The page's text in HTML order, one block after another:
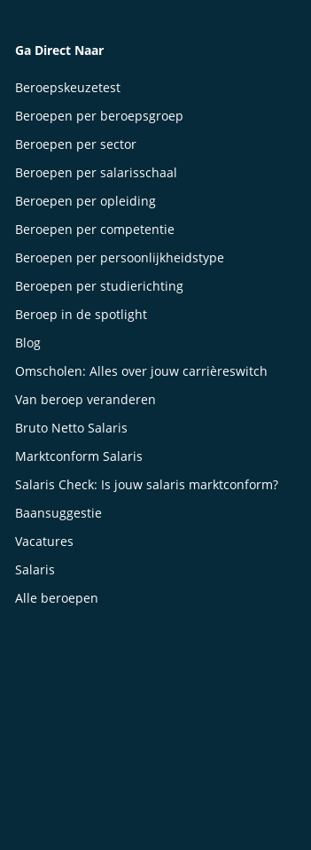
Ga Direct Naar
Beroepskeuzetest
Beroepen per beroepsgroep
Beroepen per sector
Beroepen per salarisschaal
Beroepen per opleiding
Beroepen per competentie
Beroepen per persoonlijkheidstype
Beroepen per studierichting
Beroep in de spotlight
Blog
Omscholen: Alles over jouw carrièreswitch
Van beroep veranderen
Bruto Netto Salaris
Marktconform Salaris
Salaris Check: Is jouw salaris marktconform?
Baansuggestie
Vacatures
Salaris
Alle beroepen